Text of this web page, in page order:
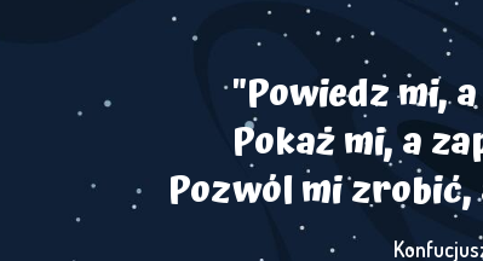
"Powiedz mi,
Pokaż mi, a
Pozwól mi